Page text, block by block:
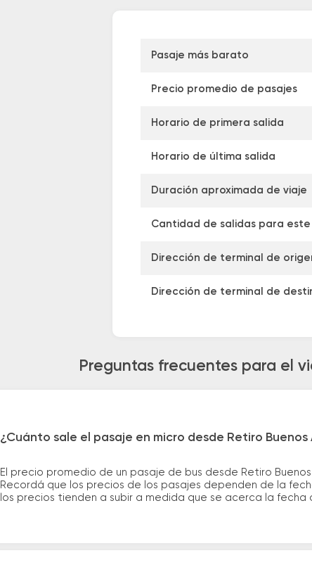
Pasaje más barato
Precio promedio de pasajes
Horario de primera salida
Horario de última salida
Duración aproximada de viaje
Cantidad de salidas para este
Dirección de terminal de
Dirección de terminal de
Preguntas frecuentes para el
¿Cuánto sale el pasaje en micro desde Retiro Buenos
El precio promedio de un pasaje de bus desde Retiro
Recordá que los precios de los pasajes dependen de la
los precios tienden a subir a medida que se acerca la